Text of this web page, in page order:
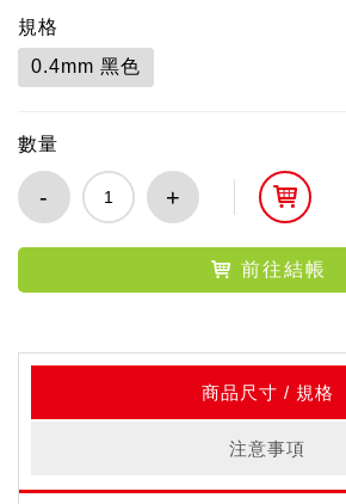
規格
0.4mm 黑色
數量
- +
前往結帳
商品尺寸 / 規格
注意事項